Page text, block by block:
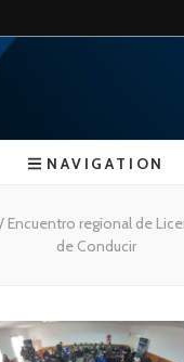
Vial
NAVIGATION
/ Encuentro regional de
de Conducir